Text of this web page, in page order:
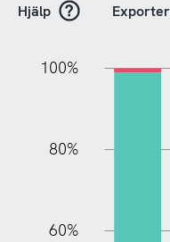
Hjälp
100%
80%
60%